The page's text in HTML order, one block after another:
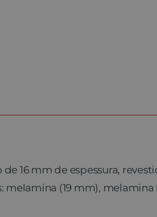
16 mm de espessura,
(19 mm),